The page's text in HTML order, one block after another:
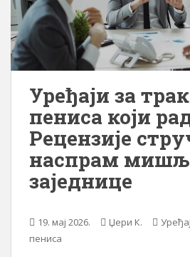
Уређаји за
пениса који
Рецензије
наспрам
заједнице
19. мај 2026. Џери К.
пениса